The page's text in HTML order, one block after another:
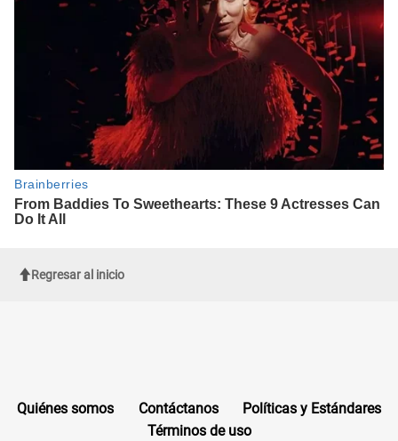
Regresar al inicio
Quiénes somos Contáctanos
Políticas y Estándares
Términos de uso